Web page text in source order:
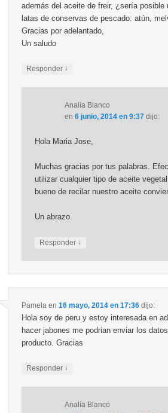
además del aceite de freir, ¿sería posible
latas de conservas de pescado: atún,
Gracias por adelantado,
Un saludo
Responder ↓
Analía Blanco
en 6 junio, 2014 en 9:37 dijo:
Hola Maria Jose,
Muchas gracias por tus palabras.
utilizar cualquier tipo de aceite
bueno de recilar nuestro aceite
Un abrazo.
Responder ↓
Pamelaen 16 mayo, 2014 en 17:36 dijo:
Hola soy de peru y estoy interesada en
hacer jabones me podrian enviar los
producto. Gracias
Responder ↓
Analía Blanco